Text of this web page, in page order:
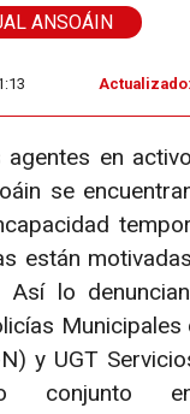
ANSOÁIN
Actualizado:
en
se
están
Así lo
Municipales
y UGT
conjunto